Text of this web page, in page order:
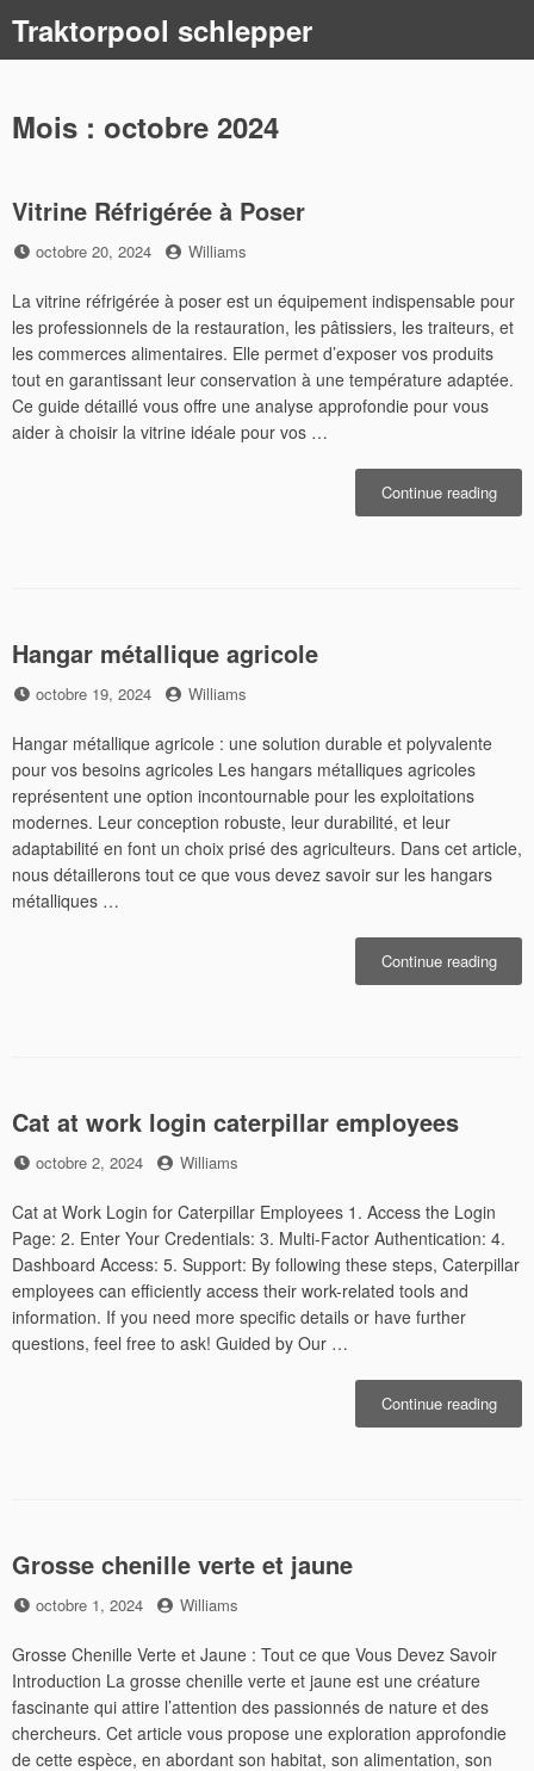
content
Traktorpool schlepper
Mois : octobre 2024
Vitrine Réfrigérée à Poser
Posted
octobre 20, 2024 by
Williams
La vitrine réfrigérée à poser est un équipement indispensable pour
les professionnels de la restauration, les pâtissiers, les traiteurs, et
les commerces alimentaires. Elle permet d’exposer vos produits
tout en garantissant leur conservation à une température adaptée.
Ce guide détaillé vous offre une analyse approfondie pour vous
aider à choisir la vitrine idéale pour vos …
Continue reading«
Hangar métallique agricole
Posted
octobre 19, 2024 by
Williams
Hangar métallique agricole : une solution durable et polyvalente
pour vos besoins agricoles Les hangars métalliques agricoles
représentent une option incontournable pour les exploitations
modernes. Leur conception robuste, leur durabilité, et leur
adaptabilité en font un choix prisé des agriculteurs. Dans cet article,
nous détaillerons tout ce que vous devez savoir sur les hangars
métalliques …
Continue reading«
Cat at work login caterpillar employees
Posted
octobre 2, 2024 by
Williams
Cat at Work Login for Caterpillar Employees 1. Access the Login
Page: 2. Enter Your Credentials: 3. Multi-Factor Authentication: 4.
Dashboard Access: 5. Support: By following these steps, Caterpillar
employees can efficiently access their work-related tools and
information. If you need more specific details or have further
questions, feel free to ask! Guided by Our …
Continue reading« Cat
at
Grosse chenille verte et jaune
Posted
octobre 1, 2024 by
Williams
Grosse Chenille Verte et Jaune : Tout ce que Vous Devez Savoir
Introduction La grosse chenille verte et jaune est une créature
fascinante qui attire l’attention des passionnés de nature et des
chercheurs. Cet article vous propose une exploration approfondie
de cette espèce, en abordant son habitat, son alimentation, son